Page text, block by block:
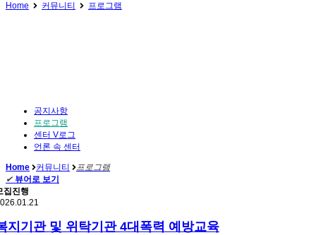
Home 커뮤니티 프로그램
공지사항
프로그램
센터 V로그
언론 속 센터
Home 커뮤니티
프로그램
✔ 뷰어로 보기
집진행
지기관 및 위탁기관 4대폭력 예방교육